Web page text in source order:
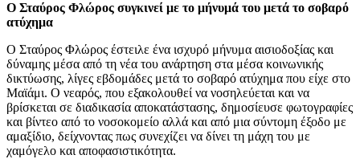
Ο Σταύρος Φλώρος συγκινεί με το μήνυμά του μετά το σοβαρό
ατύχημα
Ο Σταύρος Φλώρος έστειλε ένα ισχυρό μήνυμα αισιοδοξίας και
δύναμης μέσα από τη νέα του ανάρτηση στα μέσα κοινωνικής
δικτύωσης, λίγες εβδομάδες μετά το σοβαρό ατύχημα που είχε στο
Μαϊάμι. Ο νεαρός, που εξακολουθεί να νοσηλεύεται και να
βρίσκεται σε διαδικασία αποκατάστασης, δημοσίευσε φωτογραφίες
και βίντεο από το νοσοκομείο αλλά και από μια σύντομη έξοδο με
αμαξίδιο, δείχνοντας πως συνεχίζει να δίνει τη μάχη του με
χαμόγελο και αποφασιστικότητα.